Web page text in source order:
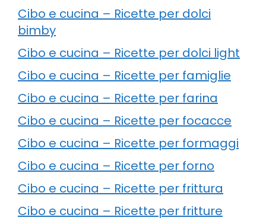
Cibo e cucina – Ricette per dolci
bimby
Cibo e cucina – Ricette per dolci light
Cibo e cucina – Ricette per famiglie
Cibo e cucina – Ricette per farina
Cibo e cucina – Ricette per focacce
Cibo e cucina – Ricette per formaggi
Cibo e cucina – Ricette per forno
Cibo e cucina – Ricette per frittura
Cibo e cucina – Ricette per fritture